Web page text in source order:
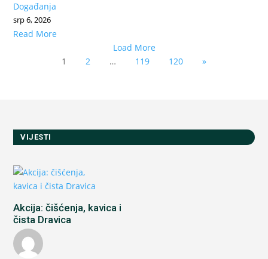
Događanja
srp 6, 2026
Read More
Load More
1
2 … 119 120 »
VIJESTI
Akcija: čišćenja, kavica i
čista Dravica